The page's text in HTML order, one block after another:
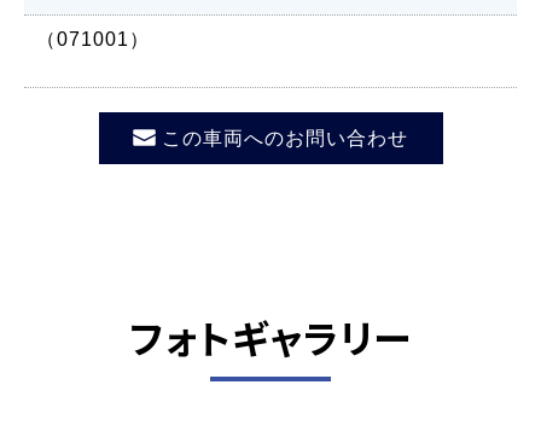
（071001）
この車両へのお問い合わせ
フォトギャラリー